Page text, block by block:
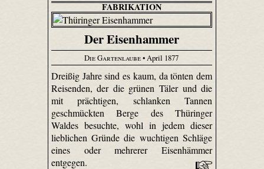
FABRIKATION
Der Eisenhammer
Die Gartenlaube• April 1877
Dreißig Jahre sind es kaum, da tönten dem
Reisenden, der die grünen Täler und die
mit prächtigen, schlanken Tannen
geschmückten Berge des Thüringer
Waldes besuchte, wohl in jedem dieser
lieblichen Gründe die wuchtigen Schläge
eines oder mehrerer Eisenhämmer
entgegen.